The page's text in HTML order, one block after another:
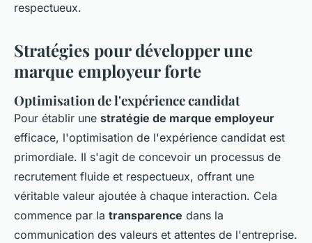
respectueux.
Stratégies pour développer une
marque employeur forte
Optimisation de l'expérience candidat
Pour établir une stratégie de marque employeur
efficace, l'optimisation de l'expérience candidat est
primordiale. Il s'agit de concevoir un processus de
recrutement fluide et respectueux, offrant une
véritable valeur ajoutée à chaque interaction. Cela
commence par la transparence dans la
communication des valeurs et attentes de l'entreprise.